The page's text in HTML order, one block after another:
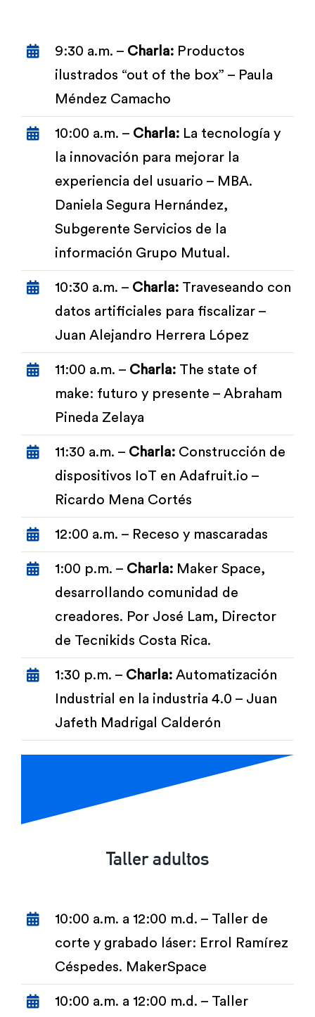
9:30 a.m. – Charla:Productos
ilustrados “out of the box” – Paula
Méndez Camacho
10:00 a.m. – Charla:La tecnología y
la innovación para mejorar la
experiencia del usuario – MBA.
Daniela Segura Hernández,
Subgerente Servicios de la
información Grupo Mutual.
10:30 a.m. – Charla:Traveseando con
datos artificiales para fiscalizar –
Juan Alejandro Herrera López
11:00 a.m. – Charla:The state of
make: futuro y presente – Abraham
Pineda Zelaya
11:30 a.m. – Charla:Construcción de
dispositivos IoT en Adafruit.io –
Ricardo Mena Cortés
12:00 a.m. – Receso y mascaradas
1:00 p.m. – Charla:Maker Space,
desarrollando comunidad de
creadores. Por José Lam, Director
de Tecnikids Costa Rica.
1:30 p.m. – Charla:Automatización
Industrial en la industria 4.0 – Juan
Jafeth Madrigal Calderón
Taller adultos
10:00 a.m. a 12:00 m.d. – Taller de
corte y grabado láser: Errol Ramírez
Céspedes. MakerSpace
10:00 a.m. a 12:00 m.d. – Taller